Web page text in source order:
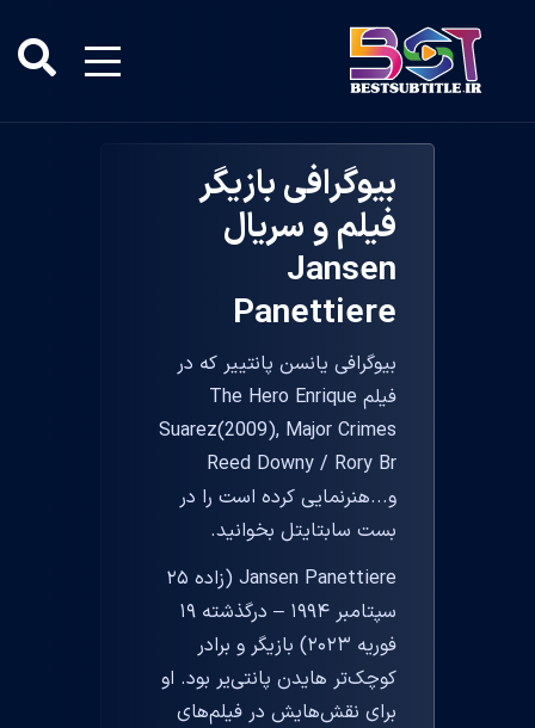
بیوگرافی بازیگر
فیلم و سریال
Jansen
Panettiere
بیوگرافی یانسن پانتییر که در
فیلم The Hero Enrique
Suarez(2009), Major Crimes
Reed Downy / Rory Br
و...هنرنمایی کرده است را در
بست سابتایتل بخوانید.
Jansen Panettiere (زاده ۲۵
سپتامبر ۱۹۹۴ – درگذشته ۱۹
فوریه ۲۰۲۳) بازیگر و برادر
کوچک‌تر هایدن پانتی‌یر بود. او
برای نقش‌هایش در فیلم‌های